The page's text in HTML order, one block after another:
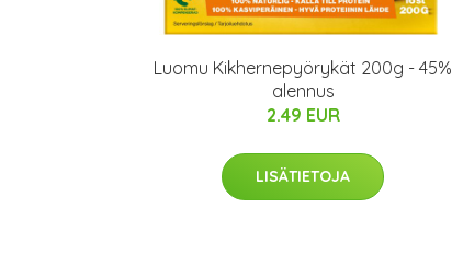
Luomu Kikhernepyörykät 200g - 45%
alennus
2.49 EUR
LISÄTIETOJA